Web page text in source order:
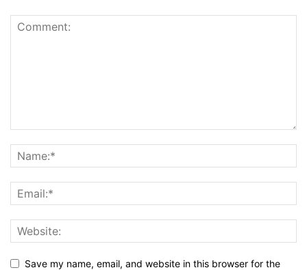
Save my name, email, and website in this browser for the